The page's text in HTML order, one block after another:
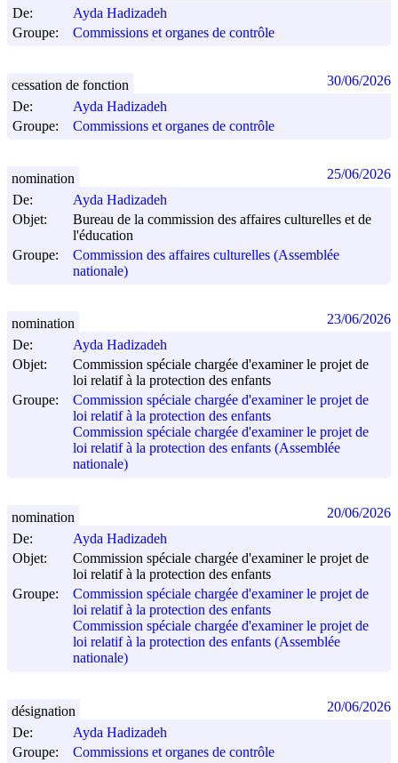
De:
Ayda Hadizadeh
Groupe:
Commissions et organes de contrôle
De:
Ayda Hadizadeh
Groupe:
Commissions et organes de contrôle
cessation de fonction 30/06/2026
De:
Ayda Hadizadeh
Objet:
Bureau de la commission des affaires culturelles et de
l'éducation
Groupe:
Commission des affaires culturelles (Assemblée
nationale)
nomination 25/06/2026
De:
Ayda Hadizadeh
Objet:
Commission spéciale chargée d'examiner le projet de
loi relatif à la protection des enfants
Groupe:
Commission spéciale chargée d'examiner le projet de
loi relatif à la protection des enfants
Commission spéciale chargée d'examiner le projet de
loi relatif à la protection des enfants (Assemblée
nationale)
nomination 23/06/2026
De:
Ayda Hadizadeh
Objet:
Commission spéciale chargée d'examiner le projet de
loi relatif à la protection des enfants
Groupe:
Commission spéciale chargée d'examiner le projet de
loi relatif à la protection des enfants
Commission spéciale chargée d'examiner le projet de
loi relatif à la protection des enfants (Assemblée
nationale)
nomination 20/06/2026
De:
Ayda Hadizadeh
Groupe:
Commissions et organes de contrôle
désignation 20/06/2026